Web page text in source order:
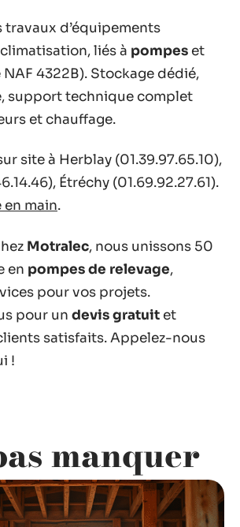
travaux d’équipements
liés à pompes et
4322B). Stockage dédié,
support technique complet
et chauffage.
site à Herblay (01.39.97.65.10),
Étréchy (01.69.92.27.61).
main.
Motralec, nous unissons 50
en pompes de relevage,
pour vos projets.
pour un devis gratuit et
satisfaits. Appelez-nous
!
manquer